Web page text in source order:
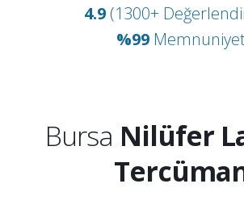
4.9 (1300+
%99
Bursa Nilüfer